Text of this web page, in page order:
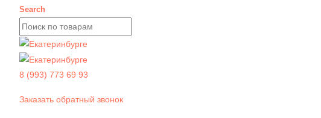
Search
8 (993) 773 69 93
Заказать обратный звонок